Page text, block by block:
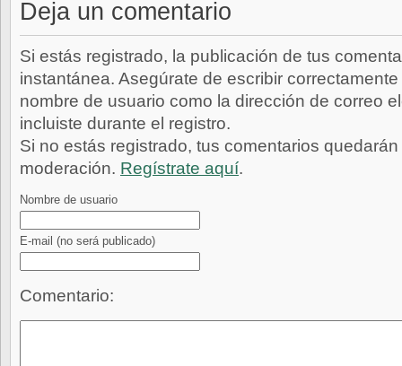
Deja un comentario
Si estás registrado, la publicación de tus
instantánea. Asegúrate de escribir
nombre de usuario como la dirección de correo
incluiste durante el registro.
Si no estás registrado, tus comentarios
moderación. Regístrate aquí.
Nombre de usuario
E-mail (no será publicado)
Comentario: